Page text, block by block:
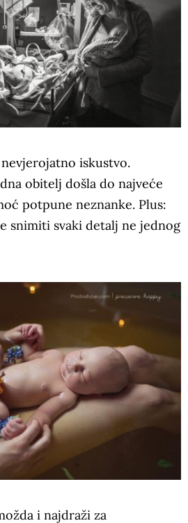
iskustvo.
obitelj došla do najveće
potpune neznanke. Plus:
snimiti svaki detalj ne jednog
i najdraži za